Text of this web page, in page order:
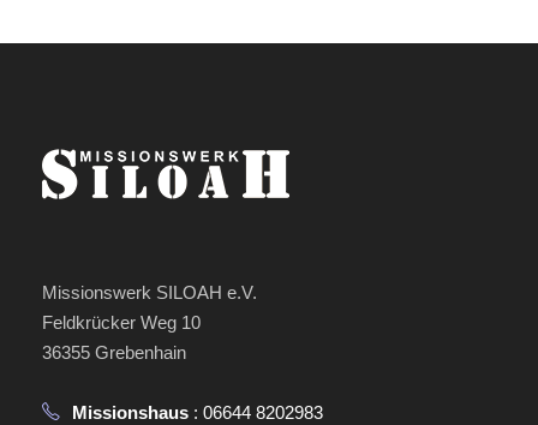
Missionswerk SILOAH e.V.
Feldkrücker Weg 10
36355 Grebenhain
Missionshaus : 06644 8202983